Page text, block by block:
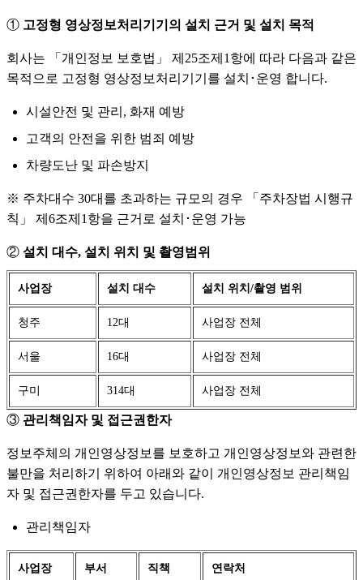
① 고정형 영상정보처리기기의 설치 근거 및 설치 목적
회사는 「개인정보 보호법」 제25조제1항에 따라 다음과 같은
목적으로 고정형 영상정보처리기기를 설치･운영 합니다.
시설안전 및 관리, 화재 예방
고객의 안전을 위한 범죄 예방
차량도난 및 파손방지
※ 주차대수 30대를 초과하는 규모의 경우 「주차장법 시행규
칙」 제6조제1항을 근거로 설치･운영 가능
② 설치 대수, 설치 위치 및 촬영범위
사업장 설치 대수 설치 위치/촬영 범위
청주 12대 사업장 전체
서울 16대 사업장 전체
구미 314대 사업장 전체
③ 관리책임자 및 접근권한자
정보주체의 개인영상정보를 보호하고 개인영상정보와 관련한
불만을 처리하기 위하여 아래와 같이 개인영상정보 관리책임
자 및 접근권한자를 두고 있습니다.
관리책임자
사업장 부서 직책 연락처